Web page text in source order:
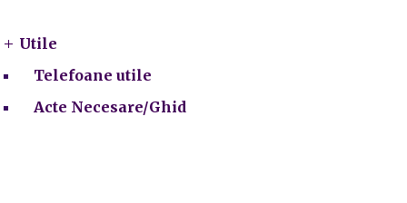
Utile
Telefoane utile
Acte Necesare/Ghid